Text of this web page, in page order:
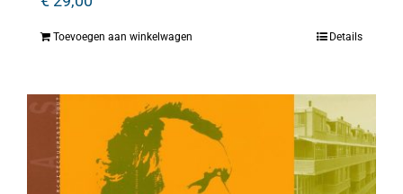
Toevoegen aan winkelwagen Details